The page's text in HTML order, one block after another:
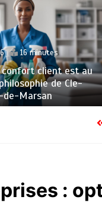
16 minutes
confort client est au
de Cle-
Marsan
: